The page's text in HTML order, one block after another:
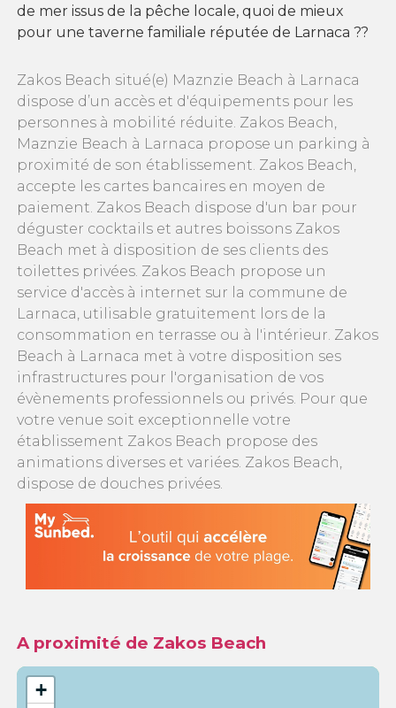
de mer issus de la pêche locale, quoi de mieux
pour une taverne familiale réputée de Larnaca ??
Zakos Beach situé(e) Maznzie Beach à Larnaca
dispose d’un accès et d'équipements pour les
personnes à mobilité réduite. Zakos Beach,
Maznzie Beach à Larnaca propose un parking à
proximité de son établissement. Zakos Beach,
accepte les cartes bancaires en moyen de
paiement. Zakos Beach dispose d'un bar pour
déguster cocktails et autres boissons Zakos
Beach met à disposition de ses clients des
toilettes privées. Zakos Beach propose un
service d'accès à internet sur la commune de
Larnaca, utilisable gratuitement lors de la
consommation en terrasse ou à l'intérieur. Zakos
Beach à Larnaca met à votre disposition ses
infrastructures pour l'organisation de vos
évènements professionnels ou privés. Pour que
votre venue soit exceptionnelle votre
établissement Zakos Beach propose des
animations diverses et variées. Zakos Beach,
dispose de douches privées.
A proximité de Zakos Beach
+